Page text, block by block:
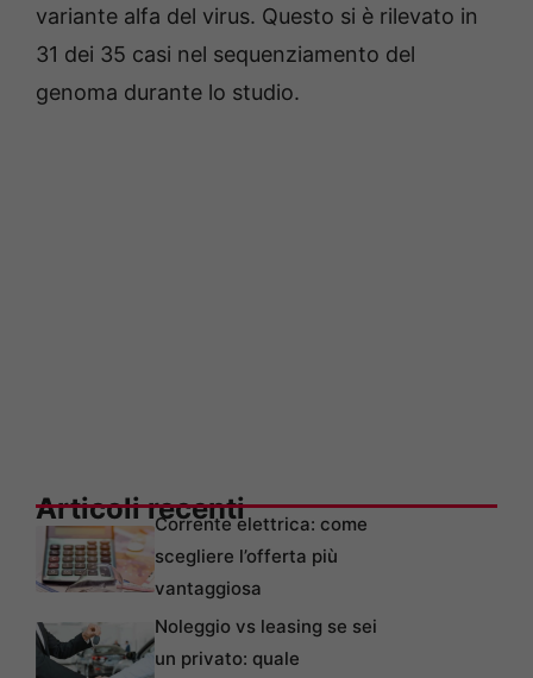
variante alfa del virus. Questo si è rilevato in
31 dei 35 casi nel sequenziamento del
genoma durante lo studio.
Articoli recentiCorrente elettrica: come
scegliere l’offerta più
vantaggiosa
Noleggio vs leasing se sei
un privato: quale